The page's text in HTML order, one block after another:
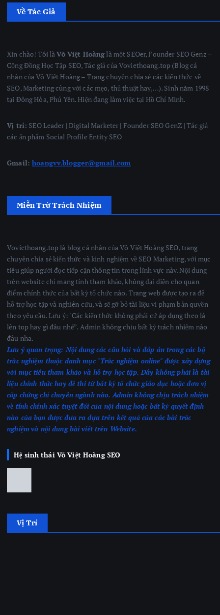
Về Tác Giả
Xin chào! Tôi làVõ Việt Hoànglà một SEOer, Founder SEO Genz –
Cộng Đồng Học Tập SEO, Tác giả của Voviethoang.top (Blog cá
nhân của Võ Việt Hoàng – Trang chuyên chia sẻ các kiến thức về
SEO, Marketing cùng với các mẹo, thủ thuật hay,…). Sinh năm 1998
tại Đông Hòa, Phú Yên. Hiện đang làm việc tại Hồ Chí Minh.
Vị trí: SEO Leader | Digital Marketer | Founder SEO GenZ | Tác giả
các ấn phẩm Social Profile Entity SEO
Gmail:hoangvv.blogger@gmail.com
Miễn Trừ Trách Nhiệm
Voviethoang.top là blog cá nhân của Võ Việt Hoàng SEO, trang
chuyên chia sẻ kiến thức và kinh nghiệm về SEO Marketing, với mục
tiêu giúp người đọc tiếp cận thông tin trong lĩnh vực này. Nội dung
trên website chỉ mang tính tham khảo, không đại diện cho quan
điểm chính thức của bất kỳ tổ chức nào. Trang web được tạo ra để
hỗ trợ học tập và nghiên cứu, và sẽ gỡ bỏ tài liệu vi phạm bản quyền
theo yêu cầu. Lưu ý: "Các kiến thức không phải cứ áp dụng theo là
lên top hay gì đâu nhé”. Admin không chịu bất kỳ trách nhiệm nào
đâu nha.
Lưu ý quan trọng: Nội dung các câu hỏi và đáp án trong các bộ
trắc nghiệm thuộc danh mục "Trắc nghiệm online" được xây dựng
với mục tiêu tham khảo và hỗ trợ học tập. Đây không phải là tài
liệu chính thức hay đề thi từ bất kỳ tổ chức giáo dục hoặc đơn vị
cấp chứng chỉ chuyên ngành nào. Admin không chịu trách nhiệm
về tính chính xác tuyệt đối của nội dung hoặc bất kỳ quyết định
nào của bạn được đưa ra dựa trên kết quả của các bài trắc
nghiệmvà nội dung bài viết trên Website.
Hệ sinh thái Võ Việt Hoàng SEO
Vị Trí